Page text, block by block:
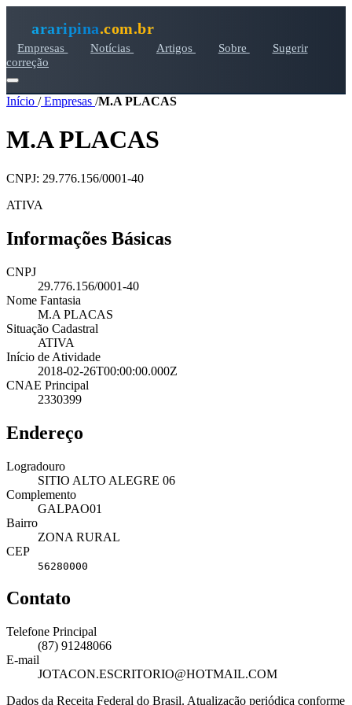
araripina.com.br
Empresas Notícias Artigos Sobre
Sugerir
correção
Início /Empresas /M.A PLACAS
M.A PLACAS
CNPJ: 29.776.156/0001-40
ATIVA
Informações Básicas
CNPJ
29.776.156/0001-40
Nome Fantasia
M.A PLACAS
Situação Cadastral
ATIVA
Início de Atividade
2018-02-26T00:00:00.000Z
CNAE Principal
2330399
Endereço
Logradouro
SITIO ALTO ALEGRE 06
Complemento
GALPAO01
Bairro
ZONA RURAL
CEP
56280000
Contato
Telefone Principal
(87) 91248066
E-mail
JOTACON.ESCRITORIO@HOTMAIL.COM
Dados da Receita Federal do Brasil. Atualização periódica conforme